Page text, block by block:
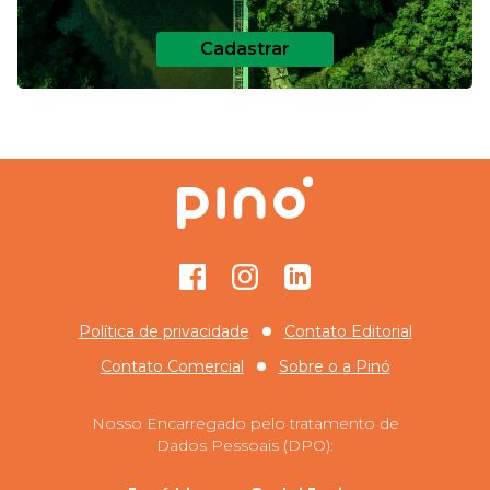
Cadastrar
FacebookInstagramGitHub
Política de privacidade
Contato Editorial
Contato Comercial
Sobre o a Pinó
Nosso Encarregado pelo tratamento de
Dados Pessoais (DPO):